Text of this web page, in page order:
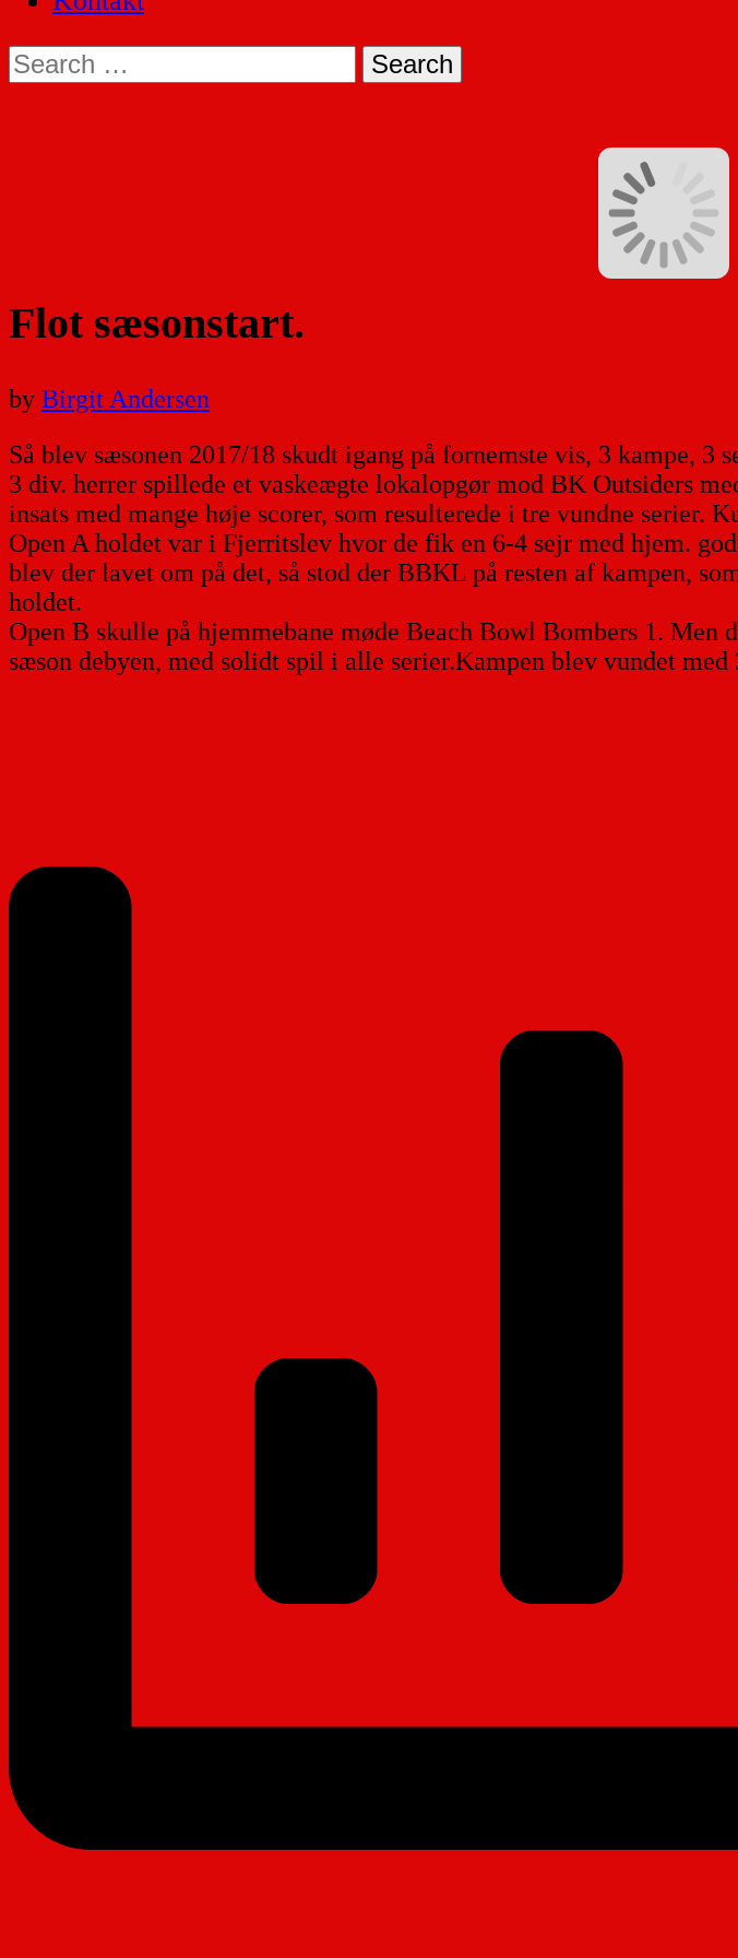
Search
for:
Flot sæsonstart.
by Birgit Andersen
Så blev sæsonen 2017/18 skudt igang på fornemste vis, 3 kampe, 3
3 div. herrer spillede et vaskeægte lokalopgør mod BK Outsiders
insats med mange høje scorer, som resulterede i tre vundne serier.
Open A holdet var i Fjerritslev hvor de fik en 6-4 sejr med hjem.
blev der lavet om på det, så stod der BBKL på resten af kampen,
holdet.
Open B skulle på hjemmebane møde Beach Bowl Bombers 1.
sæson debyen, med solidt spil i alle serier.Kampen blev vundet med